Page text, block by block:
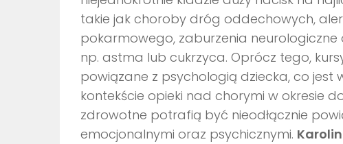
takie jak choroby dróg oddechowych,
pokarmowego, zaburzenia neurologiczne
np. astma lub cukrzyca. Oprócz tego,
powiązane z psychologią dziecka, co jest
kontekście opieki nad chorymi w okresie
zdrowotne potrafią być nieodłącznie
emocjonalnymi oraz psychicznymi.